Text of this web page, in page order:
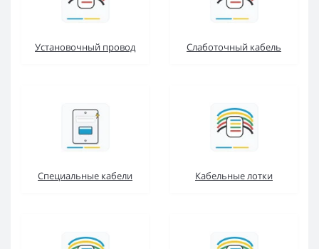
Установочный провод Слаботочный кабель
Специальные кабели Кабельные лотки